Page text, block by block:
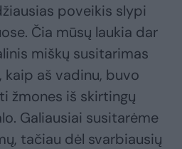
poveikis slypi
Čia mūsų laukia dar
miškų susitarimas
kaip aš vadinu, buvo
žmones iš skirtingų
Galiausiai susitarėme
tačiau dėl svarbiausių